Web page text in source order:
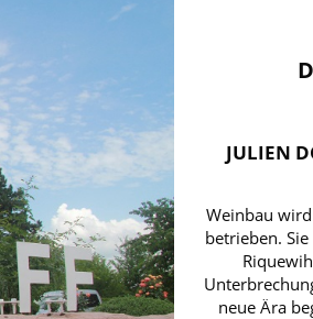
JULIEN
Weinbau
betrieben.
neue Ära